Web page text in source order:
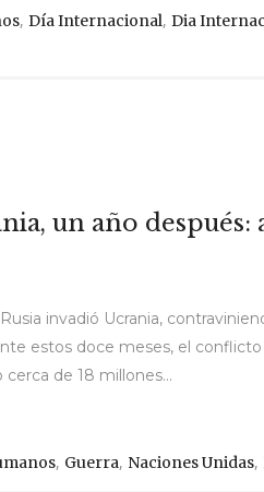
, Día Internacional, Dia
un año
invadió Ucrania,
estos doce meses, el
de 18 millones...
, Guerra, Naciones Unidas,